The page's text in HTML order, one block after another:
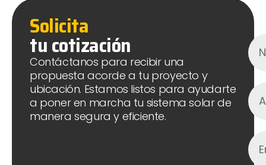
Solicita
tu cotización
Contáctanos para recibir una
propuesta acorde a tu proyecto y
ubicación. Estamos listos para ayudarte
a poner en marcha tu sistema solar de
manera segura y eficiente.